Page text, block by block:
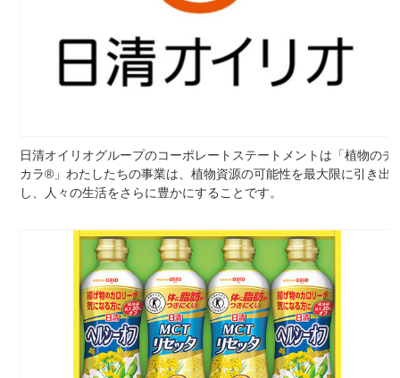
日清オイリオグループのコーポレートステートメントは「植物のチ
カラ®」わたしたちの事業は、植物資源の可能性を最大限に引き出
し、人々の生活をさらに豊かにすることです。